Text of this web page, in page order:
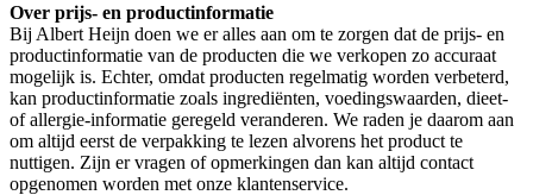
Over prijs- en productinformatie
Bij Albert Heijn doen we er alles aan om te zorgen dat de prijs- en
productinformatie van de producten die we verkopen zo accuraat
mogelijk is. Echter, omdat producten regelmatig worden verbeterd,
kan productinformatie zoals ingrediënten, voedingswaarden, dieet-
of allergie-informatie geregeld veranderen. We raden je daarom aan
om altijd eerst de verpakking te lezen alvorens het product te
nuttigen. Zijn er vragen of opmerkingen dan kan altijd contact
opgenomen worden met onze klantenservice.